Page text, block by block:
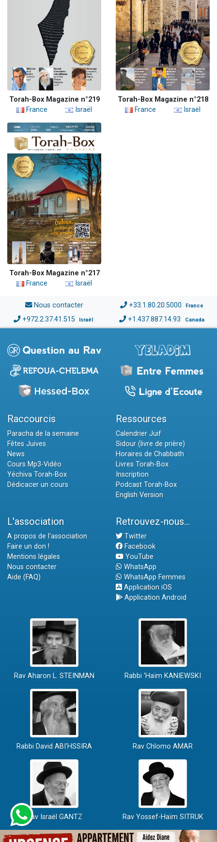
Torah-Box Magazine n°219
France
Israël
Torah-Box Magazine n°218
France
Israël
Torah-Box Magazine n°217
France
Israël
Nous contacter +33.1.80.20.5000 France
+972.2.37.41.515 Israël +1.437.887.14.93 Canada
Raccourcis
Paracha de la semaine
Fêtes Juives
News
Cours Mp3-Vidéo
Yéchiva Torah-Box
Dédicacer un cours
Ressources
Calendrier Juif
Sidour (livre de prière)
Horaires de Chabbath
Livres Torah-Box
Inscription
Podcast Torah-Box
English Version
L'association
A propos de l'association
Faire un don !
Mentions légales
Nous contacter
Aide (FAQ)
Retrouvez-nous...
Twitter
Facebook
YouTube
WhatsApp
WhatsApp Femmes
Application iOS
Application Android
Rav Aharon L. STEINMAN Rabbi 'Haïm KANIEWSKI
Rabbi David ABI'HSSIRA Rav Chlomo AMAR
Rav Israël GANTZ Rav Yossef-Haïm SITRUK